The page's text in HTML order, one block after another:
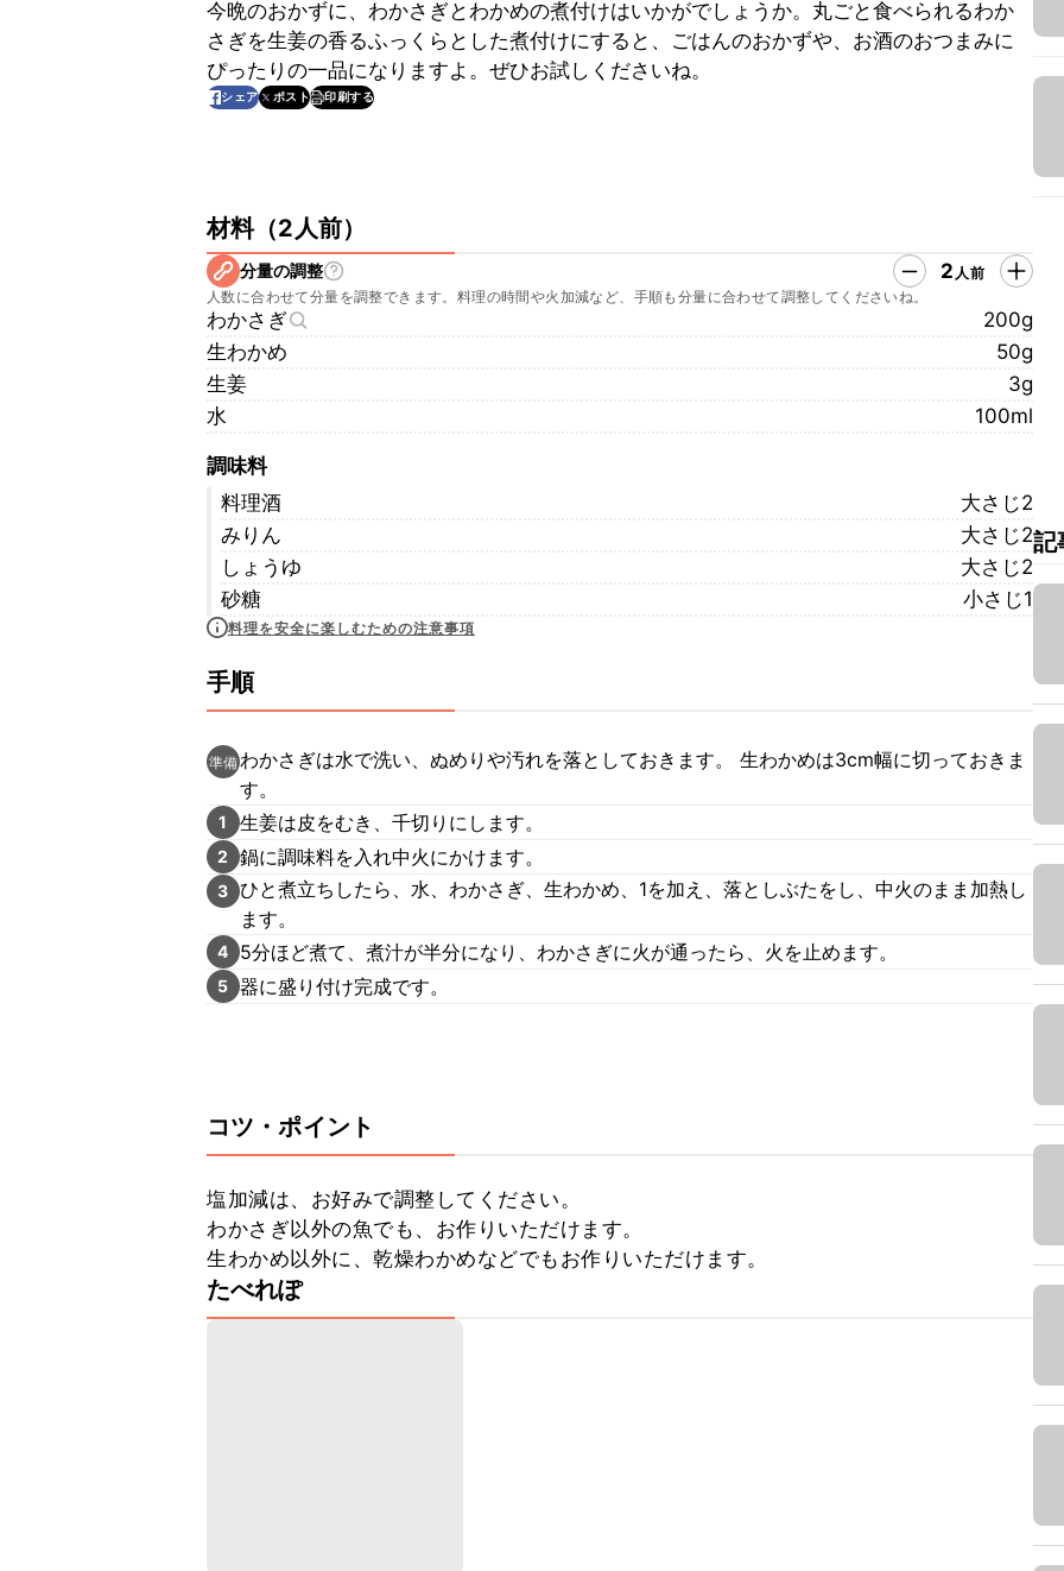
今晩のおかずに、わかさぎとわかめの煮付けはいかがでしょうか。丸ごと食べられるわか
さぎを生姜の香るふっくらとした煮付けにすると、ごはんのおかずや、お酒のおつまみに
ぴったりの一品になりますよ。ぜひお試しくださいね。
シェア ポスト 印刷する
材料（2人前）
分量の調整 2 人前
人数に合わせて分量を調整できます。料理の時間や火加減など、手順も分量に合わせて調整してくださいね。
わかさぎ
200g
生わかめ
50g
生姜
3g
水
100ml
調味料
料理酒
大さじ2
みりん
大さじ2
しょうゆ
大さじ2
砂糖
小さじ1
料理を安全に楽しむための注意事項
手順
準備わかさぎは水で洗い、ぬめりや汚れを落としておきます。 生わかめは3cm幅に切っておきま
す。
1 生姜は皮をむき、千切りにします。
2 鍋に調味料を入れ中火にかけます。
3 ひと煮立ちしたら、水、わかさぎ、生わかめ、1を加え、落としぶたをし、中火のまま加熱し
ます。
4 5分ほど煮て、煮汁が半分になり、わかさぎに火が通ったら、火を止めます。
5 器に盛り付け完成です。
コツ・ポイント
塩加減は、お好みで調整してください。
わかさぎ以外の魚でも、お作りいただけます。
生わかめ以外に、乾燥わかめなどでもお作りいただけます。
たべれぽ
記